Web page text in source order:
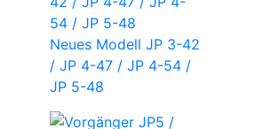
Neues Modell JP 3-42
/ JP 4-47 / JP 4-54 /
JP 5-48